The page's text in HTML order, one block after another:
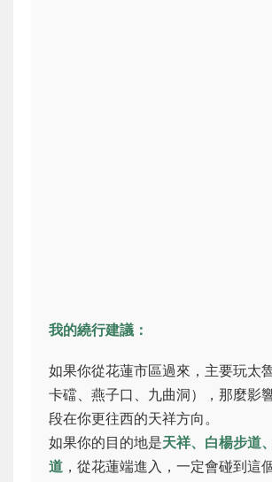
我的繞行建議：
如果你從花蓮市區過來，主要玩太
卡礑、燕子口、九曲洞），那麼影
段在你更往西的天祥方向。
如果你的目的地是天祥、白楊步道
道 ，從花蓮端進入，一定會碰到這